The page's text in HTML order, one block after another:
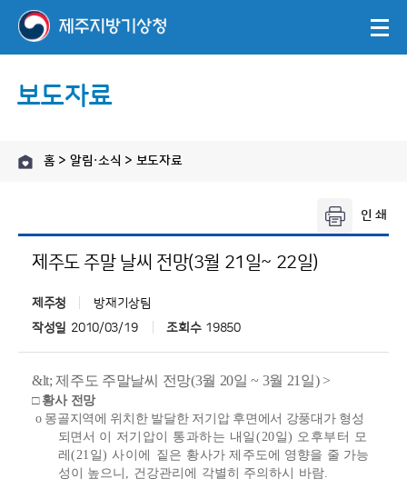
보도자료
홈 > 알림·소식 > 보도자료
제주도 주말 날씨 전망(3월 21일~ 22일)
제주청
방재기상팀
작성일 2010/03/19 조회수 19850
&lt; 제주도 주말날씨 전망(3월 20일 ~ 3월 21일) >
□ 황사 전망
o 몽골지역에 위치한 발달한 저기압 후면에서 강풍대가 형성
되면서 이 저기압이 통과하는 내일(20일) 오후부터 모
레(21일) 사이에 짙은 황사가 제주도에 영향을 줄 가능
성이 높으니, 건강관리에 각별히 주의하시 바람.